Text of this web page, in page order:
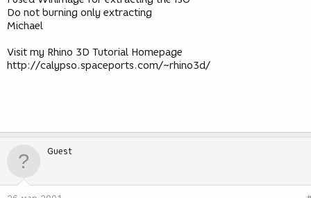
Do not burning only extracting
Michael
Visit my Rhino 3D Tutorial Homepage
http://calypso.spaceports.com/~rhino3d/
Guest